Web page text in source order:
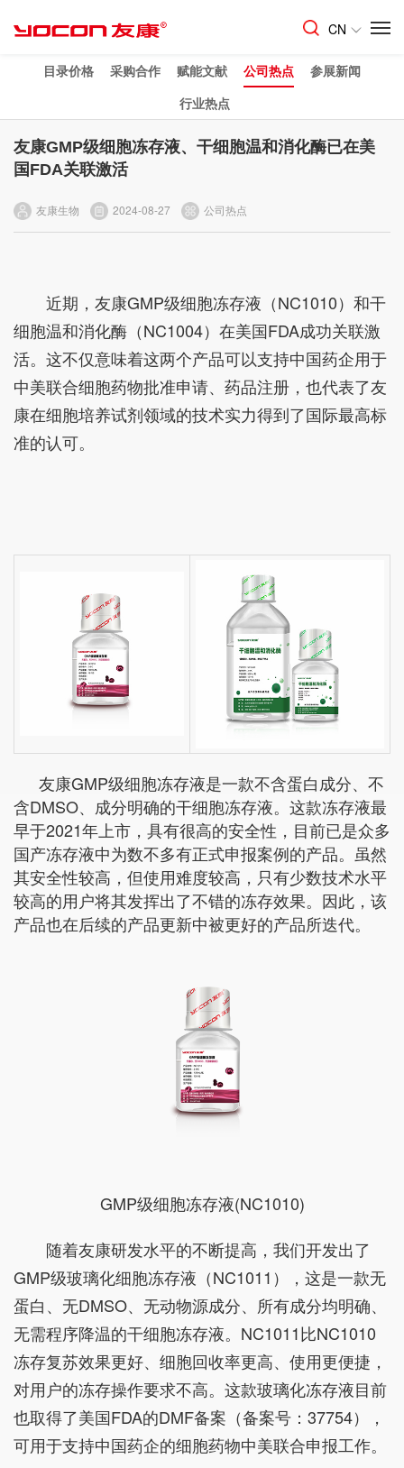
CN
目录价格 采购合作 赋能文献 公司热点
参展新闻
行业热点
友康GMP级细胞冻存液、干细胞温和消化酶已在美
国FDA关联激活
友康生物 2024-08-27 公司热点
近期，友康GMP级细胞冻存液（NC1010）和干
细胞温和消化酶（NC1004）在美国FDA成功关联激
活。这不仅意味着这两个产品可以支持中国药企用于
中美联合细胞药物批准申请、药品注册，也代表了友
康在细胞培养试剂领域的技术实力得到了国际最高标
准的认可。
友康GMP级细胞冻存液是一款不含蛋白成分、不
含DMSO、成分明确的干细胞冻存液。这款冻存液最
早于2021年上市，具有很高的安全性，目前已是众多
国产冻存液中为数不多有正式申报案例的产品。虽然
其安全性较高，但使用难度较高，只有少数技术水平
较高的用户将其发挥出了不错的冻存效果。因此，该
产品也在后续的产品更新中被更好的产品所迭代。
GMP级细胞冻存液(NC1010)
随着友康研发水平的不断提高，我们开发出了
GMP级玻璃化细胞冻存液（NC1011），这是一款无
蛋白、无DMSO、无动物源成分、所有成分均明确、
无需程序降温的干细胞冻存液。NC1011比NC1010
冻存复苏效果更好、细胞回收率更高、使用更便捷，
对用户的冻存操作要求不高。这款玻璃化冻存液目前
也取得了美国FDA的DMF备案（备案号：37754），
可用于支持中国药企的细胞药物中美联合申报工作。